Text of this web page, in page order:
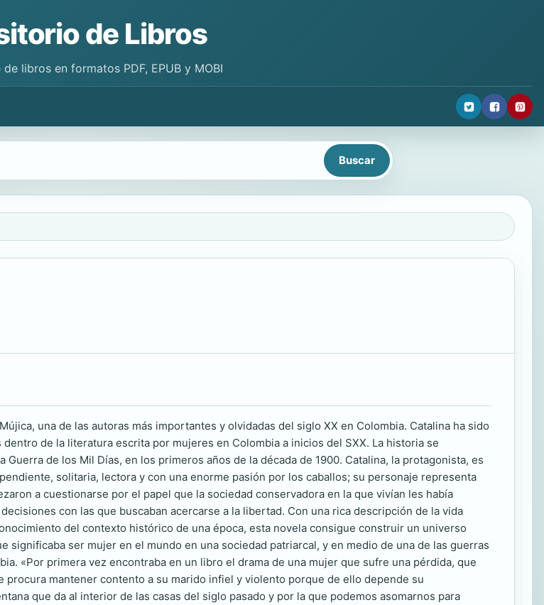
de Libros
libros en formatos PDF, EPUB y MOBI
una de las autoras más importantes y olvidadas del siglo XX en Colombia. Catalina ha sido
de la literatura escrita por mujeres en Colombia a inicios del SXX. La historia se
Guerra de los Mil Días, en los primeros años de la década de 1900. Catalina, la protagonista, es
solitaria, lectora y con una enorme pasión por los caballos; su personaje representa
a cuestionarse por el papel que la sociedad conservadora en la que vivían les había
con las que buscaban acercarse a la libertad. Con una rica descripción de la vida
del contexto histórico de una época, esta novela consigue construir un universo
significaba ser mujer en el mundo en una sociedad patriarcal, y en medio de una de las guerras
«Por primera vez encontraba en un libro el drama de una mujer que sufre una pérdida, que
procura mantener contento a su marido infiel y violento porque de ello depende su
que da al interior de las casas del siglo pasado y por la que podemos asomarnos para